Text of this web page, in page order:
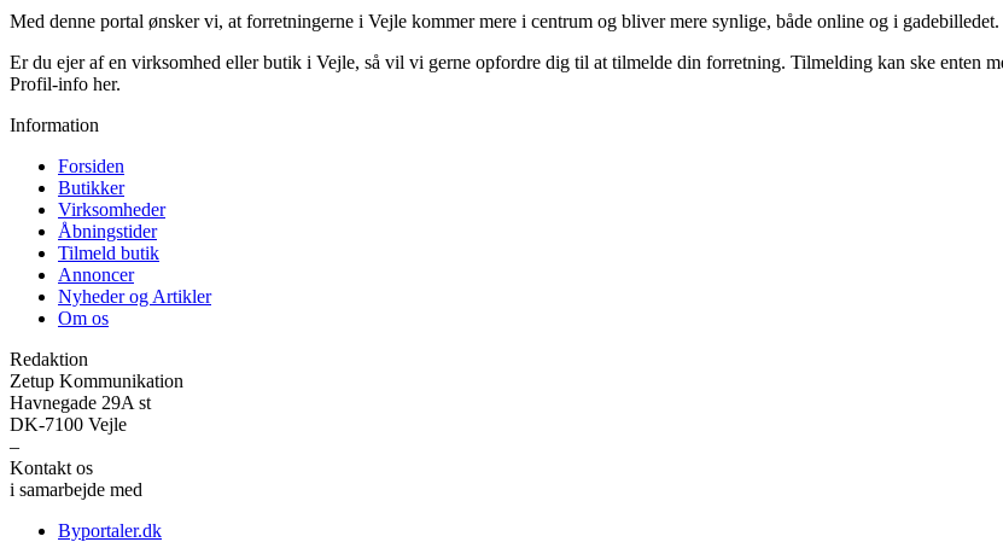
Med denne portal ønsker vi, at forretningerne i Vejle kommer mere i centrum og bliver mere synlige, både online og i gadebilledet.
Er du ejer af en virksomhed eller butik i Vejle, så vil vi gerne opfordre dig til at tilmelde din forretning. Tilmelding kan ske enten
Profil-info her.
Information
Forsiden
Butikker
Virksomheder
Åbningstider
Tilmeld butik
Annoncer
Nyheder og Artikler
Om os
Redaktion
Zetup Kommunikation
Havnegade 29A st
DK-7100 Vejle
–
Kontakt os
i samarbejde med
Byportaler.dk